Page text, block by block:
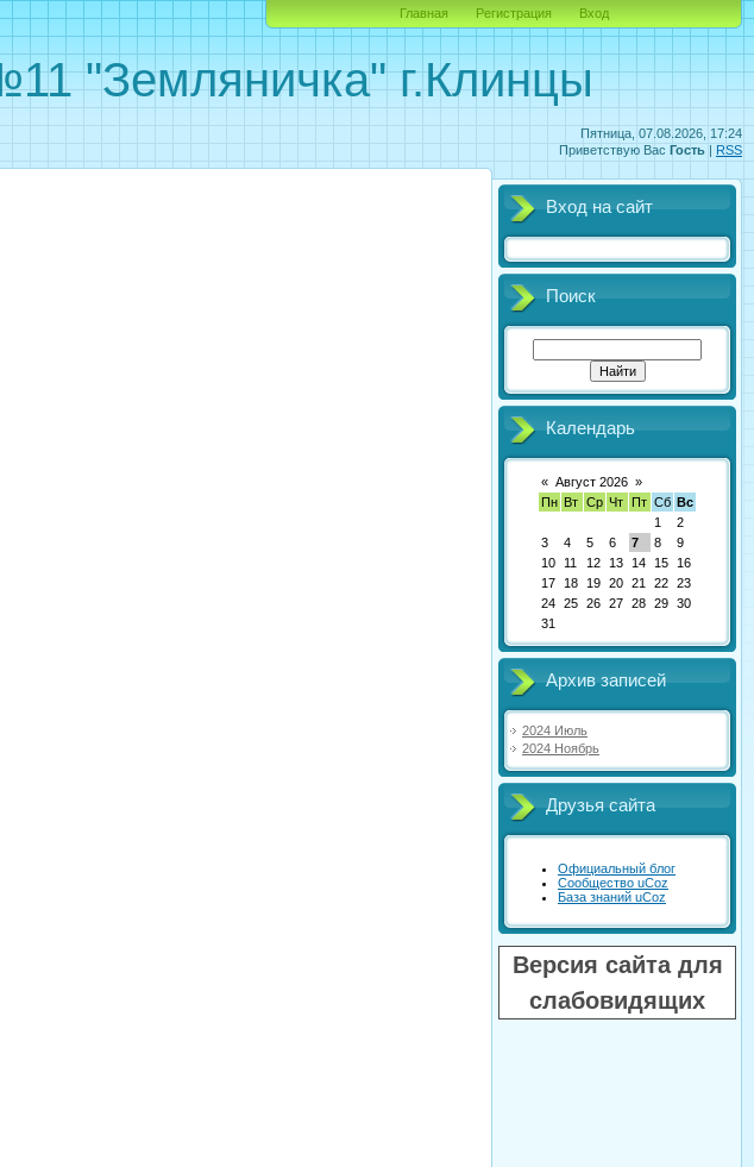
Пятница, 07.08.2026, 17:24
Приветствую Вас Гость | RSS
"Земляничка" г.Клинцы
Главная Регистрация Вход
Вход на сайт
Поиск
Календарь
« Август 2026 »
Пн Вт Ср Чт Пт Сб Вс
1
2
3
4 5 6 7 8
9
10
11 12 13 14 15
16
17
18 19 20 21 22 23
24 25 26 27 28 29 30
31
Архив записей
2024 Июль
2024 Ноябрь
Друзья сайта
Официальный блог
Сообщество uCoz
База знаний uCoz
Версия сайта для
слабовидящих